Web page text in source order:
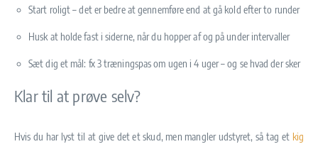
Start roligt – det er bedre at gennemføre end at gå kold efter to runder
Husk at holde fast i siderne, når du hopper af og på under intervaller
Sæt dig et mål: fx 3 træningspas om ugen i 4 uger – og se hvad der sker
Klar til at prøve selv?
Hvis du har lyst til at give det et skud, men mangler udstyret, så tag et kig